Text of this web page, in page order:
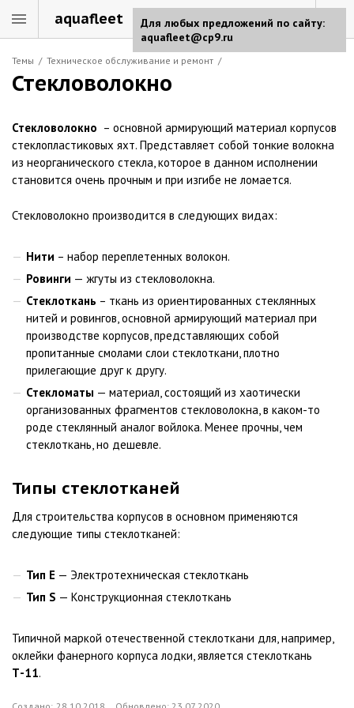
aquafleet
Темы / Техническое обслуживание и ремонт /
Стекловолокно
Стекловолокно – основной армирующий материал корпусов
стеклопластиковых яхт. Представляет собой тонкие волокна
из неорганического стекла, которое в данном исполнении
становится очень прочным и при изгибе не ломается.
Стекловолокно производится в следующих видах:
Нити – набор переплетенных волокон.
Ровинги — жгуты из стекловолокна.
Стеклоткань – ткань из ориентированных стеклянных
нитей и ровингов, основной армирующий материал при
производстве корпусов, представляющих собой
пропитанные смолами слои стеклоткани, плотно
прилегающие друг к другу.
Стекломаты — материал, состоящий из хаотически
организованных фрагментов стекловолокна, в каком-то
роде стеклянный аналог войлока. Менее прочны, чем
стеклоткань, но дешевле.
Типы стеклотканей
Для строительства корпусов в основном применяются
следующие типы стеклотканей:
Тип E — Электротехническая стеклоткань
Тип S — Конструкционная стеклоткань
Типичной маркой отечественной стеклоткани для, например,
оклейки фанерного корпуса лодки, является стеклоткань
Т-11.
Для любых предложений по сайту:
aquafleet@cp9.ru